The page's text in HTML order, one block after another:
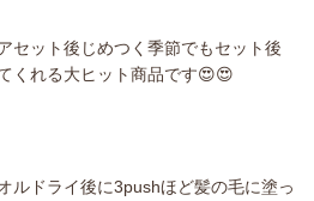
セット後じめつく季節でもセット後
くれる大ヒット商品です😍😍
ルドライ後に3pushほど髪の毛に塗っ